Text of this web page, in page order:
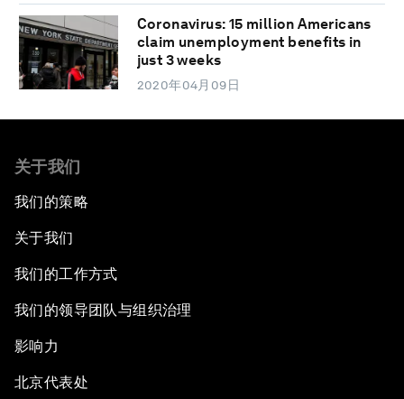
Coronavirus: 15 million Americans
claim unemployment benefits in
just 3 weeks
2020年04月09日
关于我们
我们的策略
关于我们
我们的工作方式
我们的领导团队与组织治理
影响力
北京代表处